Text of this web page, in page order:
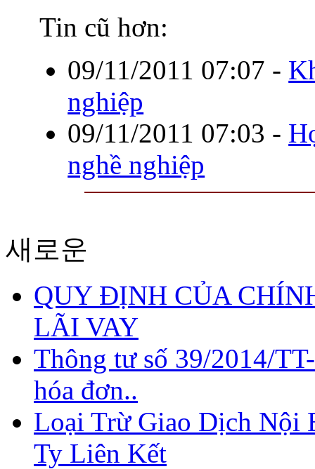
Tin cũ hơn:
09/11/2011 07:07 -
nghiệp
09/11/2011 07:03 -
nghề nghiệp
새로운
QUY ĐỊNH CỦA
LÃI VAY
Thông tư số 39/2014/
hóa đơn..
Loại Trừ Giao Dịch Nội
Ty Liên Kết